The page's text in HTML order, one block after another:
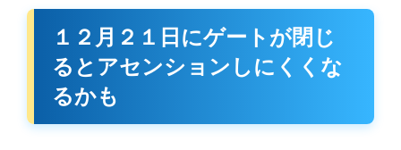
１２月２１日にゲートが閉じ
るとアセンションしにくくな
るかも